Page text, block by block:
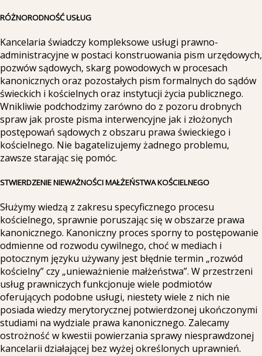
RÓŻNORODNOŚĆ USŁUG
Kancelaria świadczy kompleksowe usługi prawno-
administracyjne w postaci konstruowania pism urzędowych,
pozwów sądowych, skarg powodowych w procesach
kanonicznych oraz pozostałych pism formalnych do sądów
świeckich i kościelnych oraz instytucji życia publicznego.
Wnikliwie podchodzimy zarówno do z pozoru drobnych
spraw jak proste pisma interwencyjne jak i złożonych
postępowań sądowych z obszaru prawa świeckiego i
kościelnego. Nie bagatelizujemy żadnego problemu,
zawsze starając się pomóc.
STWIERDZENIE NIEWAŻNOŚCI MAŁŻEŃSTWA KOŚCIELNEGO
Służymy wiedzą z zakresu specyficznego procesu
kościelnego, sprawnie poruszając się w obszarze prawa
kanonicznego. Kanoniczny proces sporny to postępowanie
odmienne od rozwodu cywilnego, choć w mediach i
potocznym języku używany jest błędnie termin „rozwód
kościelny” czy „unieważnienie małżeństwa”. W przestrzeni
usług prawniczych funkcjonuje wiele podmiotów
oferujących podobne usługi, niestety wiele z nich nie
posiada wiedzy merytorycznej potwierdzonej ukończonymi
studiami na wydziale prawa kanonicznego. Zalecamy
ostrożność w kwestii powierzania sprawy niesprawdzonej
kancelarii działającej bez wyżej określonych uprawnień.